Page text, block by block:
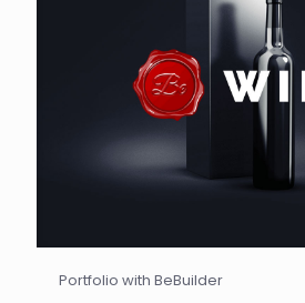
Portfolio with BeBuilder